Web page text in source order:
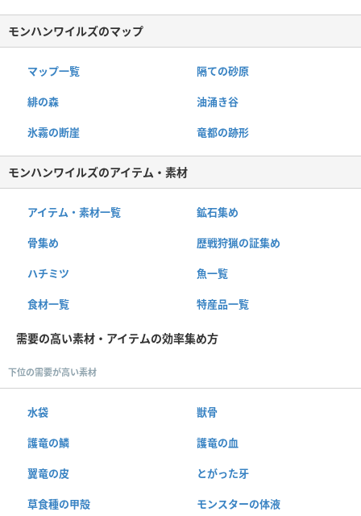
モンハンワイルズのマップ
マップ一覧 隔ての砂原
緋の森 油涌き谷
氷霧の断崖 竜都の跡形
モンハンワイルズのアイテム・素材
アイテム・素材一覧 鉱石集め
骨集め 歴戦狩猟の証集め
ハチミツ 魚一覧
食材一覧 特産品一覧
需要の高い素材・アイテムの効率集め方
下位の需要が高い素材
水袋 獣骨
護竜の鱗 護竜の血
翼竜の皮 とがった牙
草食種の甲殻 モンスターの体液